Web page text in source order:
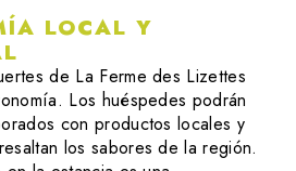
LOCAL Y
de La Ferme des Lizettes
Los huéspedes podrán
con productos locales y
los sabores de la región.